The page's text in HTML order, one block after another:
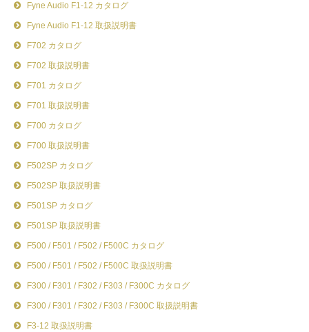
Fyne Audio F1-12 カタログ
Fyne Audio F1-12 取扱説明書
F702 カタログ
F702 取扱説明書
F701 カタログ
F701 取扱説明書
F700 カタログ
F700 取扱説明書
F502SP カタログ
F502SP 取扱説明書
F501SP カタログ
F501SP 取扱説明書
F500 / F501 / F502 / F500C カタログ
F500 / F501 / F502 / F500C 取扱説明書
F300 / F301 / F302 / F303 / F300C カタログ
F300 / F301 / F302 / F303 / F300C 取扱説明書
F3-12 取扱説明書